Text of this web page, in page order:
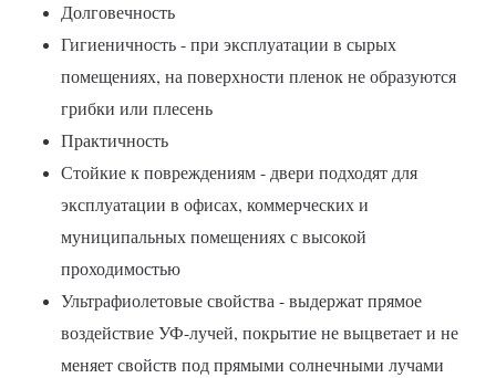
Долговечность
Гигиеничность - при эксплуатации в сырых
помещениях, на поверхности пленок не образуются
грибки или плесень
Практичность
Стойкие к повреждениям - двери подходят для
эксплуатации в офисах, коммерческих и
муниципальных помещениях с высокой
проходимостью
Ультрафиолетовые свойства - выдержат прямое
воздействие УФ-лучей, покрытие не выцветает и не
меняет свойств под прямыми солнечными лучами